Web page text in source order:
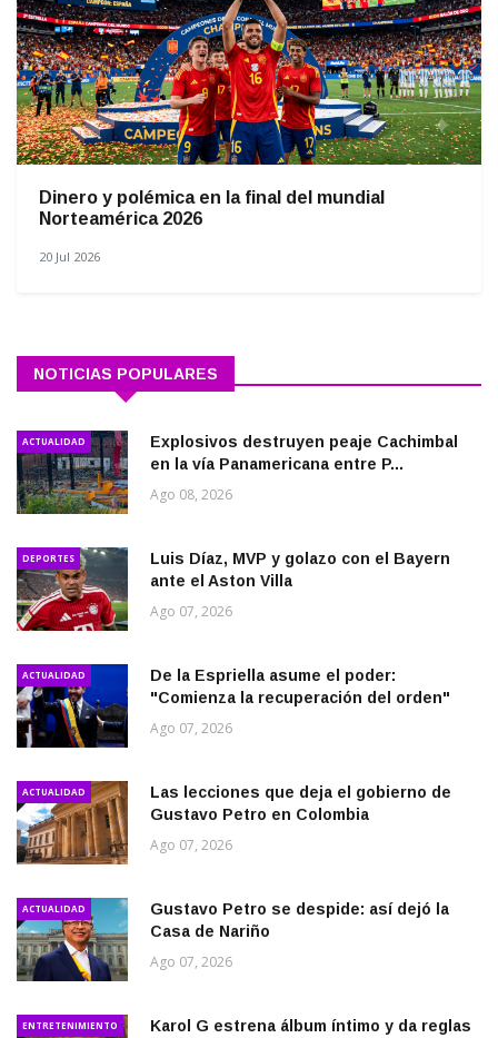
Dinero y polémica en la final del mundial
Norteamérica 2026
20 Jul 2026
NOTICIAS POPULARES
ACTUALIDAD
Explosivos destruyen peaje Cachimbal
en la vía Panamericana entre P...
Ago 08, 2026
DEPORTES
Luis Díaz, MVP y golazo con el Bayern
ante el Aston Villa
Ago 07, 2026
ACTUALIDAD
De la Espriella asume el poder:
"Comienza la recuperación del orden"
Ago 07, 2026
ACTUALIDAD
Las lecciones que deja el gobierno de
Gustavo Petro en Colombia
Ago 07, 2026
ACTUALIDAD
Gustavo Petro se despide: así dejó la
Casa de Nariño
Ago 07, 2026
ENTRETENIMIENTO
Karol G estrena álbum íntimo y da reglas